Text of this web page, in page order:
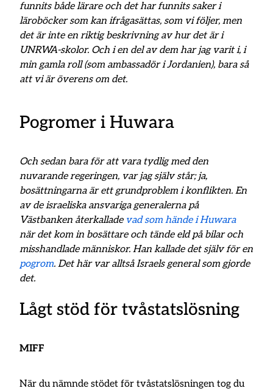
funnits både lärare och det har funnits saker i
läroböcker som kan ifrågasättas, som vi följer, men
det är inte en riktig beskrivning av hur det är i
UNRWA-skolor. Och i en del av dem har jag varit i, i
min gamla roll (som ambassadör i Jordanien), bara så
att vi är överens om det.
Pogromer i Huwara
Och sedan bara för att vara tydlig med den
nuvarande regeringen, var jag själv står; ja,
bosättningarna är ett grundproblem i konflikten. En
av de israeliska ansvariga generalerna på
Västbanken återkallade vad som hände i Huwara
när det kom in bosättare och tände eld på bilar och
misshandlade människor. Han kallade det själv för en
pogrom. Det här var alltså Israels general som gjorde
det.
Lågt stöd för tvåstatslösning
MIFF
När du nämnde stödet för tvåstatslösningen tog du